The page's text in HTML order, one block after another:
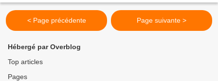
< Page précédente Page suivante >
Hébergé par Overblog
Top articles
Pages